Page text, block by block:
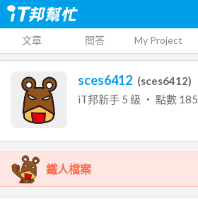
文章 問答 My Project
sces6412 (sces6412)
iT邦新手 5 級 ‧ 點數 185
鐵人檔案